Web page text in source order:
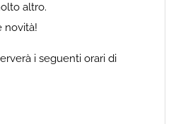
altro.
novità!
i seguenti orari di